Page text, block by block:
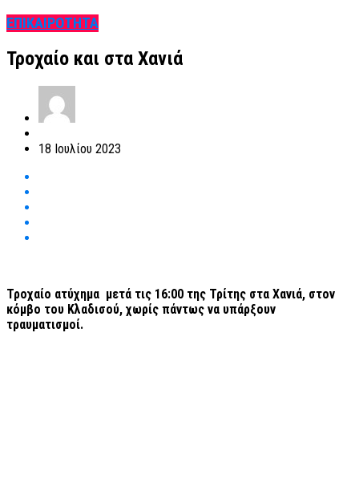
ΕΠΙΚΑΙΡΟΤΗΤΑ
Τροχαίο και στα Χανιά
18 Ιουλίου 2023
Τροχαίο ατύχημα μετά τις 16:00 της Τρίτης στα Χανιά, στον
κόμβο του Κλαδισού, χωρίς πάντως να υπάρξουν
τραυματισμοί.